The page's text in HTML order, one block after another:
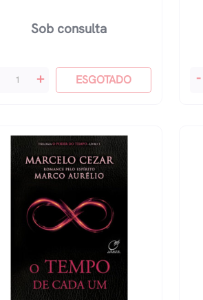
Sob consulta
+ ESGOTADO
O-